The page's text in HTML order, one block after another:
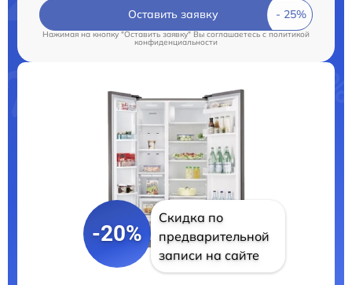
Оставить заявку
Нажимая на кнопку "Оставить заявку" Вы соглашаетесь c политикой
конфиденциальности
-20%
Скидка по
предварительной
записи на сайте